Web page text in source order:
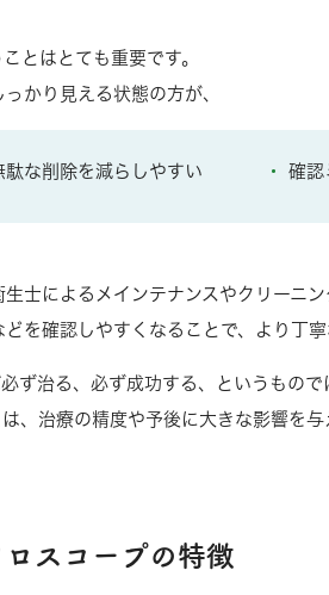
とはとても重要です。
かり見える状態の方が、
駄な削除を減らしやすい 確認
士によるメインテナンスやクリーニン
を確認しやすくなることで、より丁寧
ず治る、必ず成功する、というもので
、治療の精度や予後に大きな影響を与
スコープの特徴